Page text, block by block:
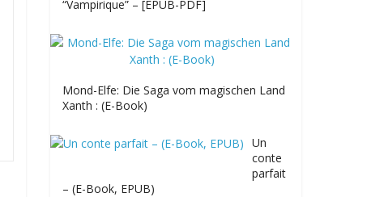
“Vampirique” – [EPUB-PDF]
Mond-Elfe: Die Saga vom magischen Land
Xanth : (E-Book)
Un
conte
parfait
– (E-Book, EPUB)